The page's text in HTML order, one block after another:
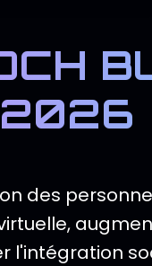
des
l'intégration